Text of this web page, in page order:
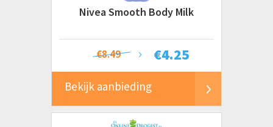
Nivea Smooth Body Milk
€4.25
€8.49
Bekijk aanbieding